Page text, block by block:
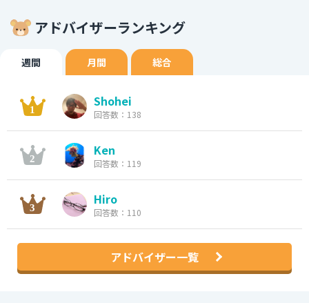
アドバイザーランキング
週間 月間 総合
Shohei
回答数：138
Ken
回答数：119
Hiro
回答数：110
アドバイザー一覧